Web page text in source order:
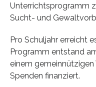
Unterrichtsprogramm
Sucht- und
Pro Schuljahr erreicht
Programm entstand
einem
Spenden finanziert.